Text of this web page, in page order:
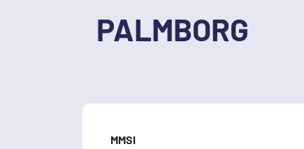
PALMBORG
MMSI